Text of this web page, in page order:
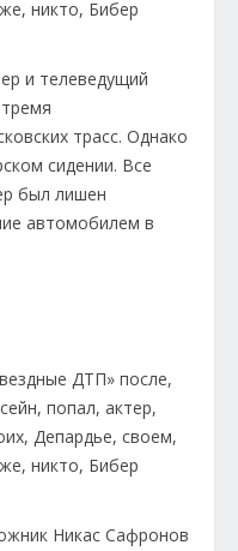
и телеведущий
трасс. Однако
сидении. Все
был лишен
автомобилем в
Никас Сафронов